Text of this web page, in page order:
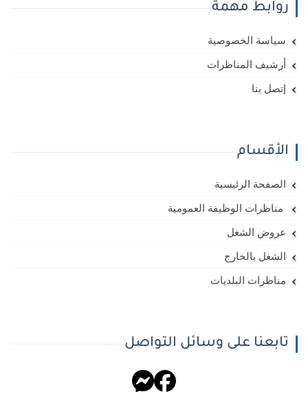
روابط مهمة
سياسة الخصوصية
أرشيف المناظرات
إتصل بنا
الأقسام
الصفحة الرئيسية
مناظرات الوظيفة العمومية
عروض الشغل
الشغل بالخارج
مناظرات البلديات
تابعنا على وسائل التواصل